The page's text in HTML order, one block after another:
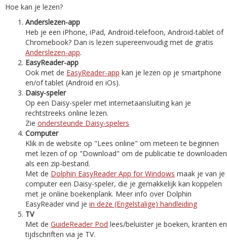
Hoe kan je lezen?
Anderslezen-app
Heb je een iPhone, iPad, Android-telefoon, Android-tablet of
Chromebook? Dan is lezen supereenvoudig met de gratis
Anderslezen-app.
EasyReader-app
Ook met de EasyReader-app kan je lezen op je smartphone
en/of tablet (Android en iOs).
Daisy-speler
Op een Daisy-speler met internetaansluiting kan je
rechtstreeks online lezen.
Zie ondersteunde Daisy-spelers
Computer
Klik in de website op "Lees online" om meteen te beginnen
met lezen of op "Download" om de publicatie te downloaden
als een zip-bestand.
Met de Dolphin EasyReader App for Windows maak je van je
computer een Daisy-speler, die je gemakkelijk kan koppelen
met je online boekenplank. Meer info over Dolphin
EasyReader vind je in deze (Engelstalige) handleiding
TV
Met de GuideReader Pod lees/beluister je boeken, kranten en
tijdschriften via je TV.